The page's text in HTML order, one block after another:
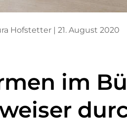
Hofstetter | 21. August 2020
im